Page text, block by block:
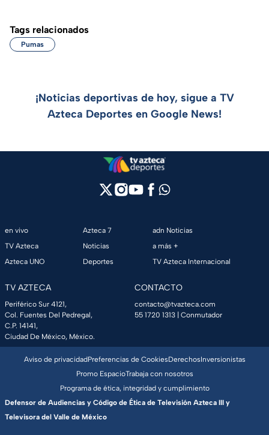
Tags relacionados
Pumas
¡Noticias deportivas de hoy, sigue a TV
Azteca Deportes en Google News!
en vivo
TV Azteca
Azteca UNO
Azteca 7
Noticias
Deportes
adn Noticias
a más +
TV Azteca Internacional
TV AZTECA
Periférico Sur 4121,
Col. Fuentes Del Pedregal,
C.P. 14141,
Ciudad De México, México.
CONTACTO
contacto@tvazteca.com
55 1720 1313 | Conmutador
Aviso de privacidadPreferencias de CookiesDerechosInversionistas
Promo EspacioTrabaja con nosotros
Programa de ética, integridad y cumplimiento
Defensor de Audiencias y Código de Ética de Televisión Azteca III y
Televisora del Valle de México